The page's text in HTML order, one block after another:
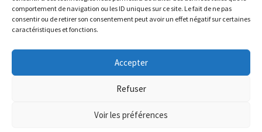
comportement de navigation ou les ID uniques sur ce site. Le fait de ne pas
consentir ou de retirer son consentement peut avoir un effet négatif sur certaines
caractéristiques et fonctions.
Accepter
Refuser
Voir les préférences
Boutique Rue Allard
Mardi : 10h00 à 18h00
Mercredi : 10h00 à 18h00
Samedi : 10h00 à 17h00